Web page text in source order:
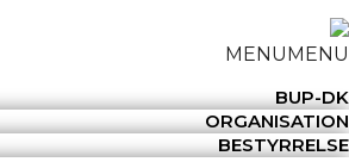
MENUMENU
BUP-DK
ORGANISATION
BESTYRRELSE